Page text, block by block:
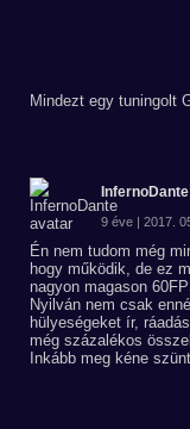
Mindezt egy tuningolt
InfernoDante
9 éve | 2017.
Én nem tudom még
hogy működik, de ez
nagyon magason
Nyilván nem csak
hülyeségeket ír,
még százalékos
Inkább meg kéne